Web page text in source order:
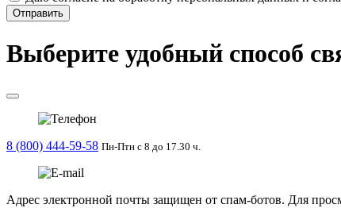
Отправить
Выберите удобный способ
8 (800) 444-59-58 Пн-Птн с 8 до 17.30 ч.
Адрес электронной почты защищен от спам-ботов. Для